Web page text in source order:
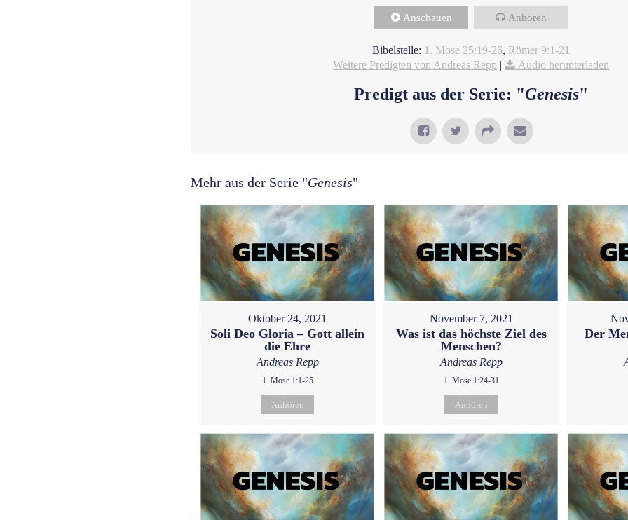
Anschauen Anhören
Bibelstelle: 1. Mose 25:19-26, Römer 9:1-21
Weitere Predigten von Andreas Repp | Audio herunterladen
Predigt aus der Serie: "Genesis"
Mehr aus der Serie "Genesis"
Oktober 24, 2021
Soli Deo Gloria – Gott allein
die Ehre
Andreas Repp
1. Mose 1:1-25
Anhören
November 7, 2021
Was ist das höchste Ziel des
Menschen?
Andreas Repp
1. Mose 1:24-31
Anhören
Der